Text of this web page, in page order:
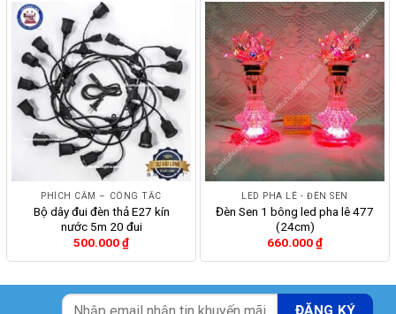
PHÍCH CẮM – CÔNG TẮC
Bộ dây đui đèn thả E27 kín
nước 5m 20 đui
500.000₫
LED PHA LÊ - ĐÈN SEN
Đèn Sen 1 bông led pha lê 477
(24cm)
660.000₫